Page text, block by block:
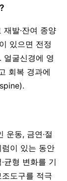
발·잔여 종양
있으면 전정
얼굴신경에 영
회복 경과에
운동, 금연·절
이 있는 동안
균형 변화를 기
도구를 적극